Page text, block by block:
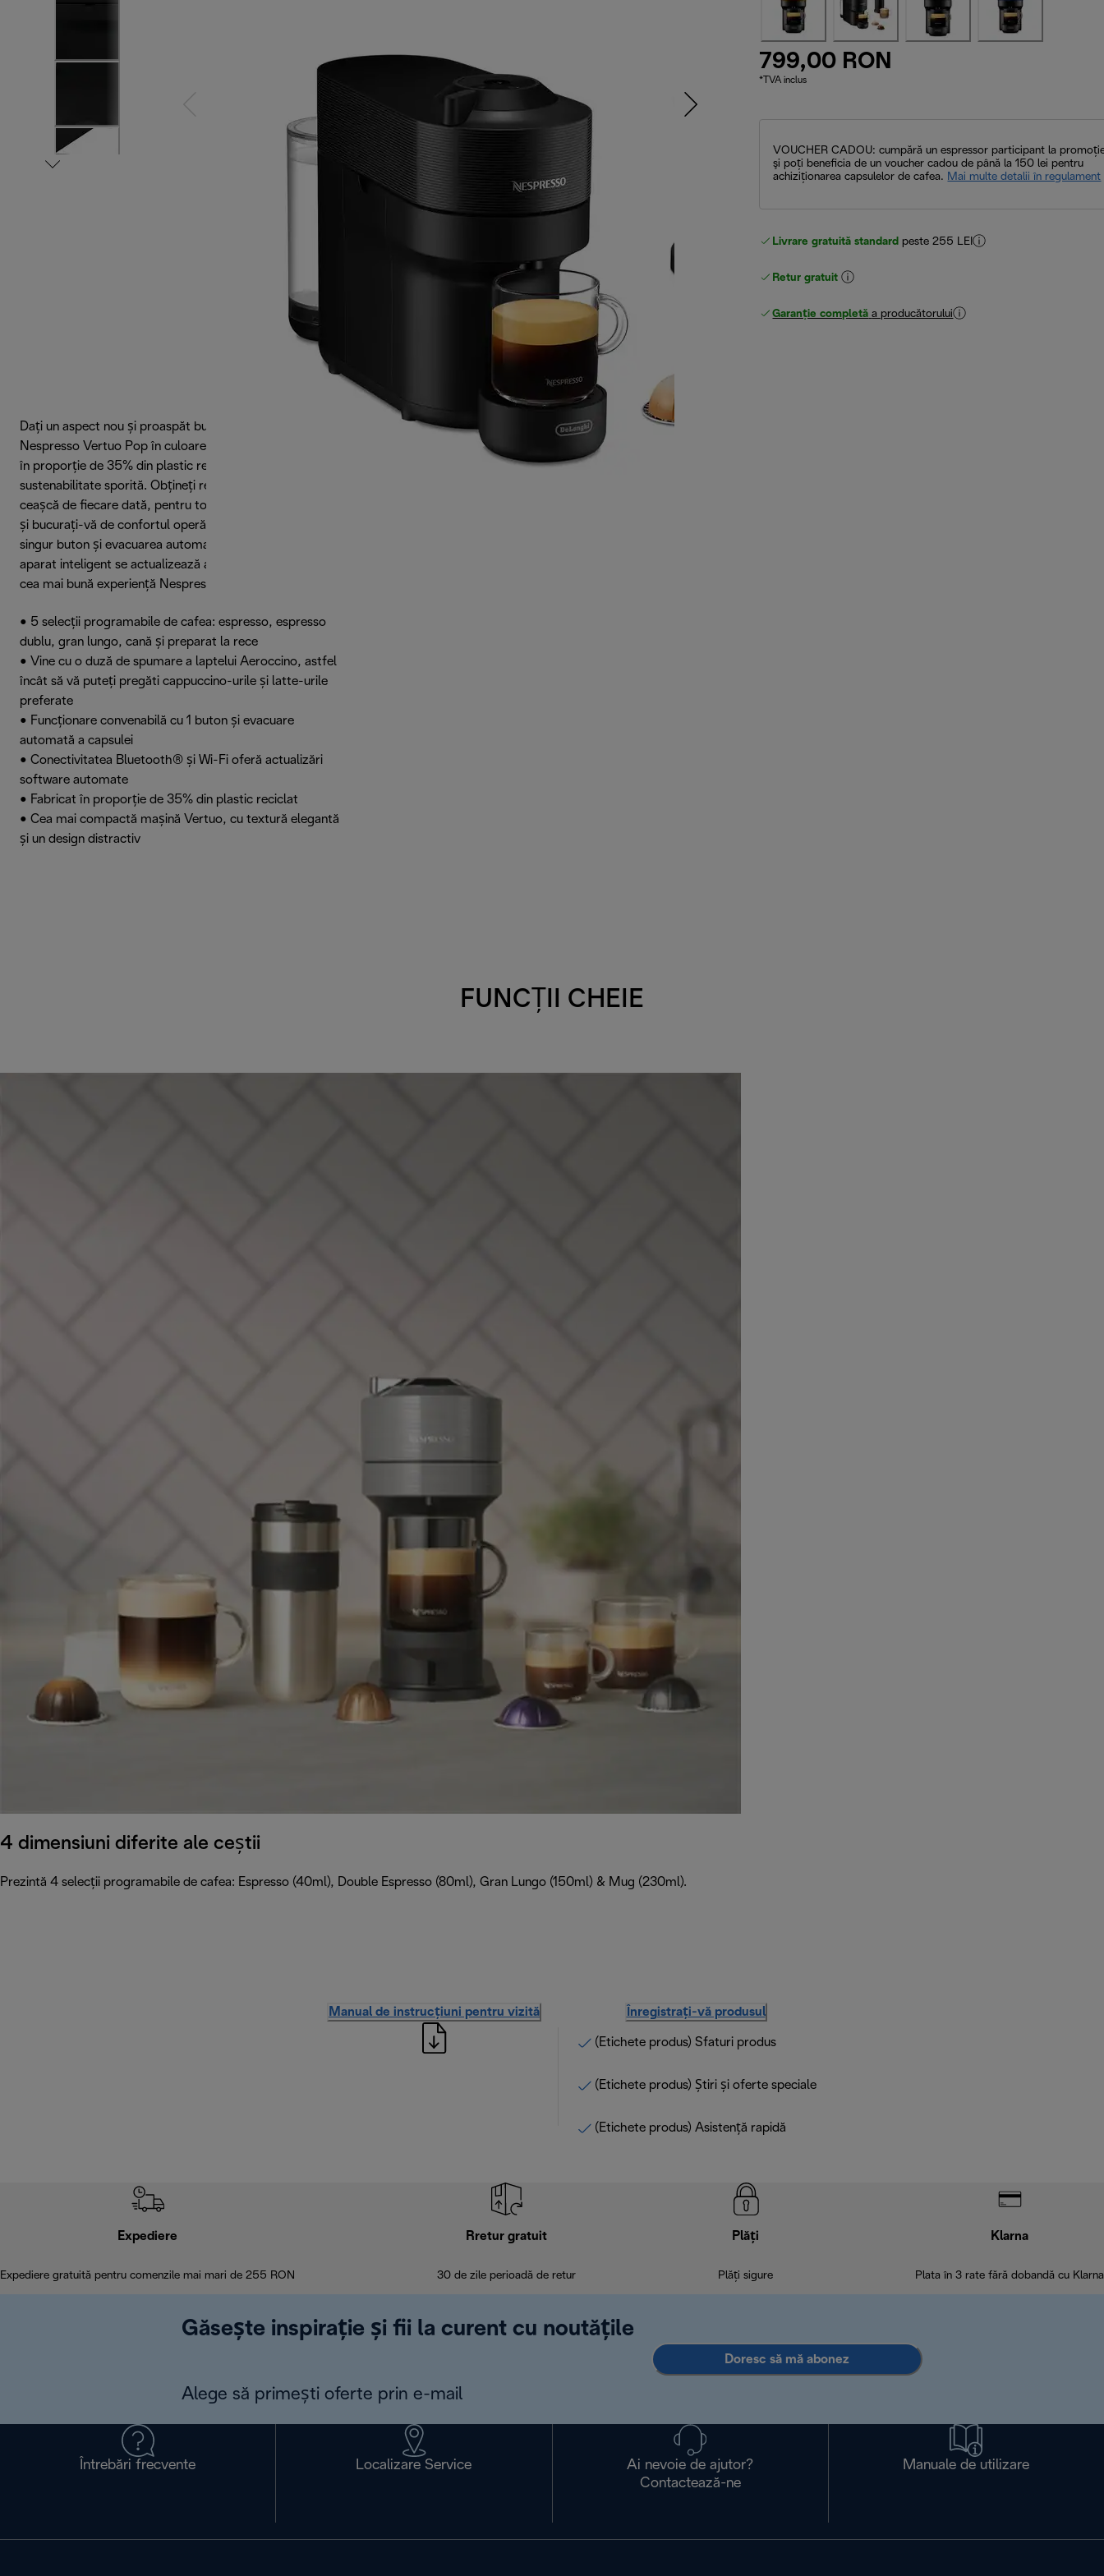
799,00 RON
*TVA inclus
VOUCHER CADOU: cumpără un espressor participant la
şi poți beneficia de un voucher cadou de până la 150 lei pentru
achiziţionarea capsulelor de cafea. Mai multe detalii în regulament
Livrare gratuită standard peste 255 LEI
Retur gratuit
Garanție completă a producătorului
Dați un aspect nou și proaspăt bucătăriei dvs. cu
Nespresso Vertuo Pop în culoarea negru elegant, realizat
în proporție de 35% din plastic reciclat, pentru
sustenabilitate sporită. Obțineți rezultate perfecte în
ceașcă de fiecare dată, pentru toate dimensiunile de cești,
și bucurați-vă de confortul operării prin apăsarea unui
singur buton și evacuarea automată a capsulei. Acest
aparat inteligent se actualizează automat pentru a oferi
cea mai bună experiență Nespresso.
• 5 selecții programabile de cafea: espresso, espresso
dublu, gran lungo, cană și preparat la rece
• Vine cu o duză de spumare a laptelui Aeroccino, astfel
încât să vă puteți pregăti cappuccino-urile și latte-urile
preferate
• Funcționare convenabilă cu 1 buton și evacuare
automată a capsulei
• Conectivitatea Bluetooth® și Wi-Fi oferă actualizări
software automate
• Fabricat în proporție de 35% din plastic reciclat
• Cea mai compactă mașină Vertuo, cu textură elegantă
și un design distractiv
FUNCȚII CHEIE
4 dimensiuni diferite ale ceștii
Prezintă 4 selecții programabile de cafea: Espresso (40ml), Double Espresso (80ml), Gran Lungo (150ml) & Mug (230ml).
Manual de instrucțiuni pentru vizită Înregistrați-vă produsul
(Etichete produs) Sfaturi produs
(Etichete produs) Știri și oferte speciale
(Etichete produs) Asistență rapidă
Expediere
Expediere gratuită pentru comenzile mai mari de 255 RON
Rretur gratuit
30 de zile perioadă de retur
Plăți
Plăți sigure
Klarna
Plata în 3 rate fără dobandă cu Klarna
Găsește inspirație și fii la curent cu noutățile
Alege să primești oferte prin e-mail
Doresc să mă abonez
Întrebări frecvente Localizare Service
Ai nevoie de ajutor?
Contactează-ne
Manuale de utilizare